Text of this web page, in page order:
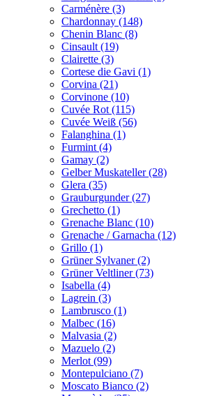
Carménère (3)
Chardonnay (148)
Chenin Blanc (8)
Cinsault (19)
Clairette (3)
Cortese die Gavi (1)
Corvina (21)
Corvinone (10)
Cuvée Rot (115)
Cuvée Weiß (56)
Falanghina (1)
Furmint (4)
Gamay (2)
Gelber Muskateller (28)
Glera (35)
Grauburgunder (27)
Grechetto (1)
Grenache Blanc (10)
Grenache / Garnacha (12)
Grillo (1)
Grüner Sylvaner (2)
Grüner Veltliner (73)
Isabella (4)
Lagrein (3)
Lambrusco (1)
Malbec (16)
Malvasia (2)
Mazuelo (2)
Merlot (99)
Montepulciano (7)
Moscato Bianco (2)